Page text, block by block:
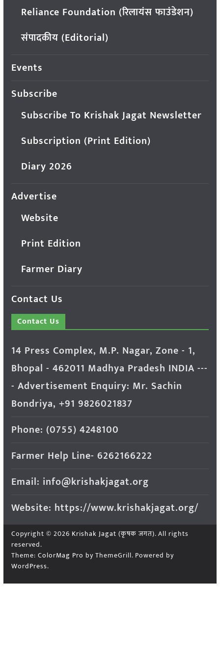
Reliance Foundation (रिलायंस फाउंडेशन)
संपादकीय (Editorial)
Events
Subscribe
Subscribe To Krishak Jagat Newsletter
Subscription (Print Edition)
Diary 2026
Advertise
Website
Print Edition
Farmer Diary
Contact Us
Contact Us
14 Press Complex, M.P. Nagar, Zone - 1,
Bhopal - 462011 Madhya Pradesh INDIA ---
- Advertisement Enquiry: Mr. Sachin
Bondriya, +91 9826021837
Phone: (0755) 4248100
Farmer Help Line- 6262166222
Email: info@krishakjagat.org
Website: https://www.krishakjagat.org/
Copyright © 2026 Krishak Jagat (कृषक जगत). All rights
reserved.
Theme: ColorMag Pro by ThemeGrill. Powered by
WordPress.